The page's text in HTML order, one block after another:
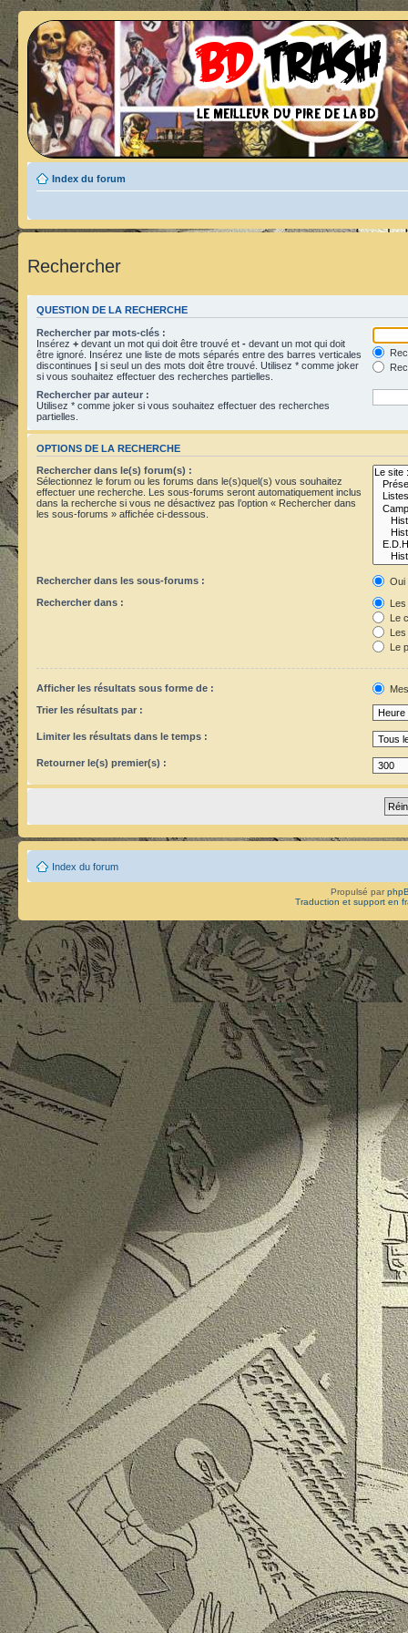
Index du forum
Rechercher
QUESTION DE LA RECHERCHE
Rechercher par mots-clés :
Insérez + devant un mot qui doit être trouvé et - devant un mot qui doit
être ignoré. Insérez une liste de mots séparés entre des barres verticales
discontinues | si seul un des mots doit être trouvé. Utilisez * comme joker
si vous souhaitez effectuer des recherches partielles.
Rechercher par auteur :
Utilisez * comme joker si vous souhaitez effectuer des recherches
partielles.
OPTIONS DE LA RECHERCHE
Rechercher dans le(s) forum(s) :
Sélectionnez le forum ou les forums dans le(s)quel(s) vous souhaitez
effectuer une recherche. Les sous-forums seront automatiquement inclus
dans la recherche si vous ne désactivez pas l’option « Rechercher dans
les sous-forums » affichée ci-dessous.
Rechercher dans les sous-forums :
Oui
Rechercher dans :
Le
Le
Afficher les résultats sous forme de :
Trier les résultats par :
Limiter les résultats dans le temps :
Retourner le(s) premier(s) :
Index du forum
Propulsé par
Traduction et support en